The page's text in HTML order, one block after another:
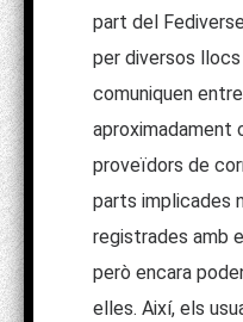
part del
per diversos
comuniquen
aproximadament
proveïdors de
parts implicades
registrades amb
però encara
elles. Així, els